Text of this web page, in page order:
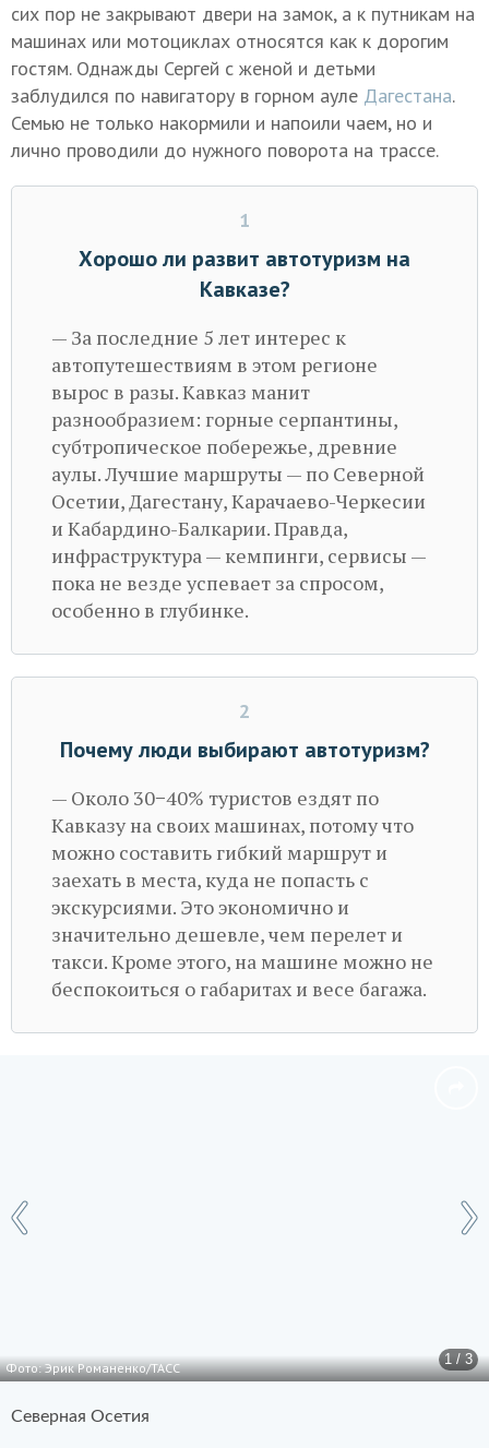
сих пор не закрывают двери на замок, а к путникам на
машинах или мотоциклах относятся как к дорогим
гостям. Однажды Сергей с женой и детьми
заблудился по навигатору в горном ауле Дагестана.
Семью не только накормили и напоили чаем, но и
лично проводили до нужного поворота на трассе.
1
Хорошо ли развит автотуризм на
Кавказе?
— За последние 5 лет интерес к
автопутешествиям в этом регионе
вырос в разы. Кавказ манит
разнообразием: горные серпантины,
субтропическое побережье, древние
аулы. Лучшие маршруты — по Северной
Осетии, Дагестану, Карачаево-Черкесии
и Кабардино-Балкарии. Правда,
инфраструктура — кемпинги, сервисы —
пока не везде успевает за спросом,
особенно в глубинке.
2
Почему люди выбирают автотуризм?
— Около 30−40% туристов ездят по
Кавказу на своих машинах, потому что
можно составить гибкий маршрут и
заехать в места, куда не попасть с
экскурсиями. Это экономично и
значительно дешевле, чем перелет и
такси. Кроме этого, на машине можно не
беспокоиться о габаритах и весе багажа.
1 / 3
Фото: Эрик Романенко/ТАСС
Северная Осетия